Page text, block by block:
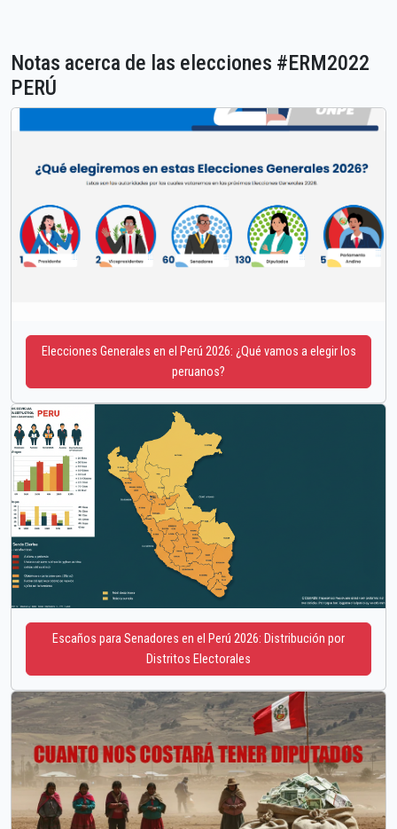
Notas acerca de las elecciones #ERM2022
PERÚ
Elecciones Generales en el Perú 2026: ¿Qué vamos a elegir los
peruanos?
Escaños para Senadores en el Perú 2026: Distribución por
Distritos Electorales